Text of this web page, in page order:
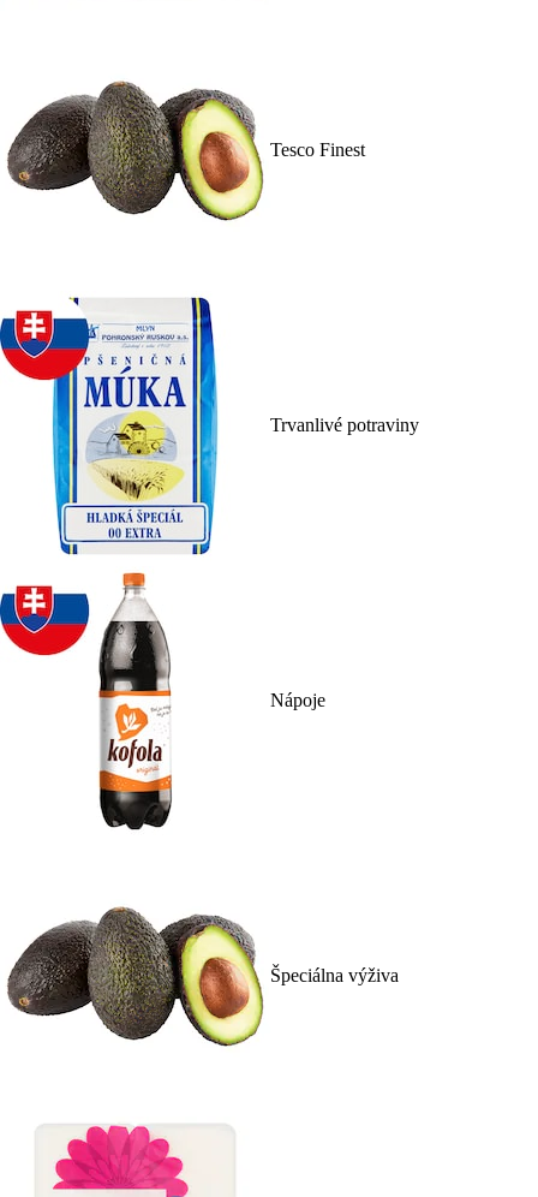
Tesco Finest
Trvanlivé potraviny
Nápoje
Špeciálna výživa